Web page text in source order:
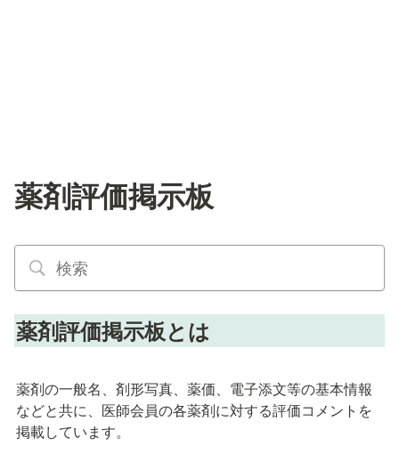
薬剤評価掲示板
薬剤評価掲示板とは
薬剤の一般名、剤形写真、薬価、電子添文等の基本情報
などと共に、医師会員の各薬剤に対する評価コメントを
掲載しています。